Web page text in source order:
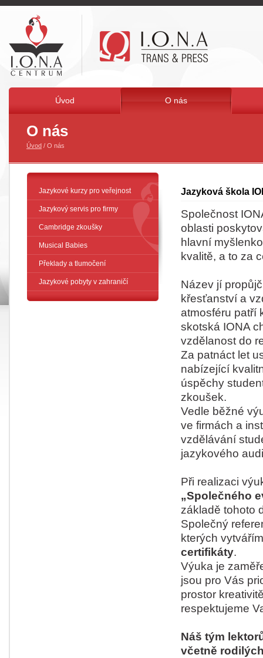
Úvod O nás
O nás
Úvod / O nás
Jazykové kurzy pro veřejnost
Jazykový servis pro firmy
Cambridge zkoušky
Musical Babies
Překlady a tlumočení
Jazykové pobyty v zahraničí
Jazyková škola
Společnost
oblasti
hlavní
kvalitě, a to za
Název jí
křesťanství a
atmosféru patří
skotská IONA
vzdělanost do
Za patnáct let
nabízející
úspěchy
zkoušek.
Vedle běžné
ve firmách a
vzdělávání
jazykového
Při realizaci
„Společného
základě tohoto
Společný
kterých
certifikáty.
Výuka je
jsou pro Vás
prostor
respektujeme
Náš tým
včetně